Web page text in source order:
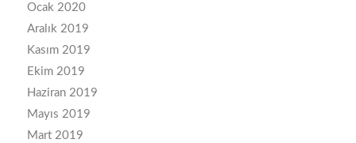
Ocak 2020
Aralık 2019
Kasım 2019
Ekim 2019
Haziran 2019
Mayıs 2019
Mart 2019